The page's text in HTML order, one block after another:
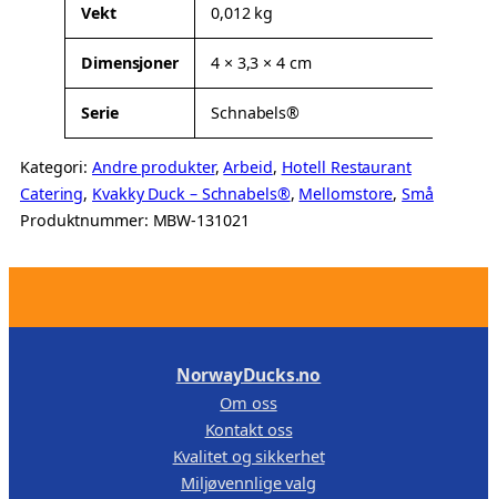
A
t
t
ri
b
u
t
t
e
Vekt 0,012 kg
Dimensjoner 4 × 3,3 × 4 cm
Serie Schnabels®
Kategori:Andre produkter, Arbeid, Hotell Restaurant
Catering, Kvakky Duck – Schnabels®, Mellomstore, Små
Produktnummer: MBW-131021
NorwayDucks.no
Om oss
Kontakt oss
Kvalitet og sikkerhet
Miljøvennlige valg